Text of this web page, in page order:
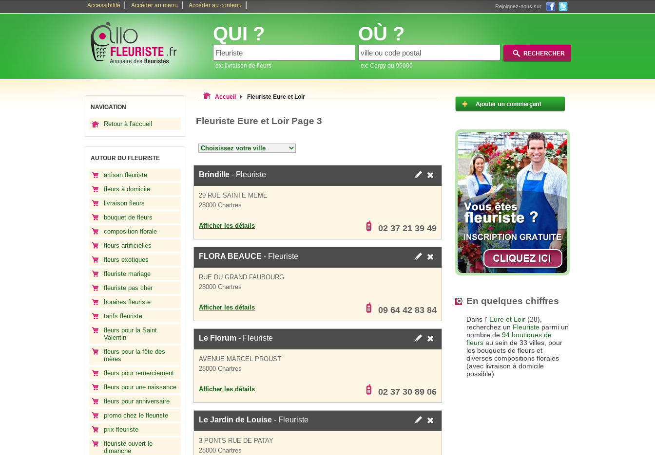
Accessibilité Accéder au menu Accéder au contenu Rejoignez-nous sur
QUI ?
ex: livraison de fleurs
OÙ ?
ex: Cergy ou 95000
NAVIGATION
Retour à l'accueil
AUTOUR DU FLEURISTE
artisan fleuriste
fleurs à domicile
livraison fleurs
bouquet de fleurs
composition florale
fleurs artificielles
fleurs exotiques
fleuriste mariage
fleuriste pas cher
horaires fleuriste
tarifs fleuriste
fleurs pour la Saint
Valentin
fleurs pour la fête des
mères
fleurs pour remerciement
fleurs pour une naissance
fleurs pour anniversaire
promo chez le fleuriste
prix fleuriste
fleuriste ouvert le
dimanche
Accueil Fleuriste Eure et Loir
Fleuriste Eure et Loir Page 3
Brindille - Fleuriste
29 RUE SAINTE MEME
28000 Chartres
Afficher les détails 02 37 21 39 49
FLORA BEAUCE - Fleuriste
RUE DU GRAND FAUBOURG
28000 Chartres
Afficher les détails 09 64 42 83 84
Le Florum - Fleuriste
AVENUE MARCEL PROUST
28000 Chartres
Afficher les détails 02 37 30 89 06
Le Jardin de Louise - Fleuriste
3 PONTS RUE DE PATAY
28000 Chartres
En quelques chiffres
Dans l' Eure et Loir (28),
recherchez un Fleuriste parmi un
nombre de 94 boutiques de
fleurs au sein de 33 villes, pour
les bouquets de fleurs et
diverses compositions florales
(avec livraison à domicile
possible)